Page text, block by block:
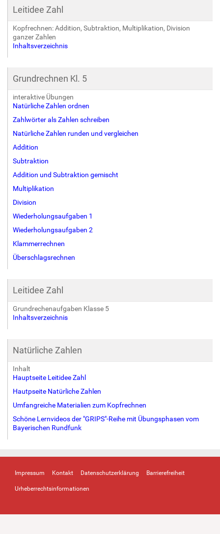
Leitidee Zahl
Kopfrechnen: Addition, Subtraktion, Multiplikation, Division
ganzer Zahlen
Inhaltsverzeichnis
Grundrechnen Kl. 5
interaktive Übungen
Natürliche Zahlen ordnen
Zahlwörter als Zahlen schreiben
Natürliche Zahlen runden und vergleichen
Addition
Subtraktion
Addition und Subtraktion gemischt
Multiplikation
Division
Wiederholungsaufgaben 1
Wiederholungsaufgaben 2
Klammerrechnen
Überschlagsrechnen
Leitidee Zahl
Grundrechenaufgaben Klasse 5
Inhaltsverzeichnis
Natürliche Zahlen
Inhalt
Hauptseite Leitidee Zahl
Hautpseite Natürliche Zahlen
Umfangreiche Materialien zum Kopfrechnen
Schöne Lernvideos der "GRIPS"-Reihe mit Übungsphasen vom
Bayerischen Rundfunk
Impressum Kontakt Datenschutzerklärung Barrierefreiheit
Urheberrechtsinformationen